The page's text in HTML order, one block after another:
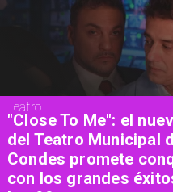
Cine
"El Día D: Bajo
horas que
de la guerra